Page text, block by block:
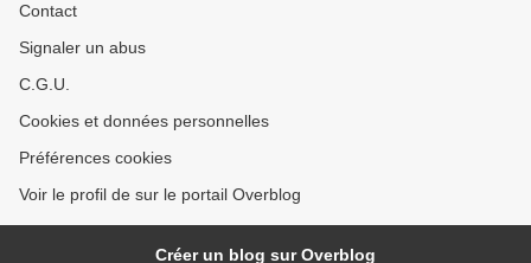
Contact
Signaler un abus
C.G.U.
Cookies et données personnelles
Préférences cookies
Voir le profil de sur le portail Overblog
Créer un blog sur Overblog